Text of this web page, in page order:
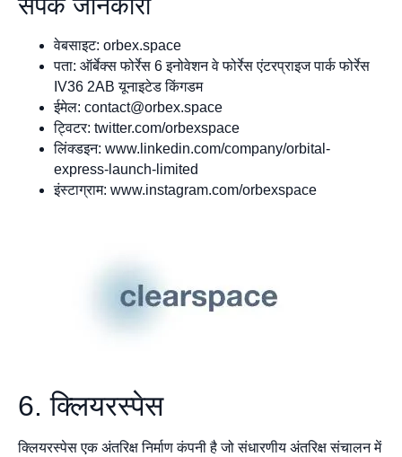
संपर्क जानकारी
वेबसाइट: orbex.space
पता: ऑर्बेक्स फोर्रेस 6 इनोवेशन वे फोर्रेस एंटरप्राइज पार्क फोर्रेस
IV36 2AB यूनाइटेड किंगडम
ईमेल: contact@orbex.space
ट्विटर: twitter.com/orbexspace
लिंक्डइन: www.linkedin.com/company/orbital-
express-launch-limited
इंस्टाग्राम: www.instagram.com/orbexspace
6. क्लियरस्पेस
क्लियरस्पेस एक अंतरिक्ष निर्माण कंपनी है जो संधारणीय अंतरिक्ष संचालन में